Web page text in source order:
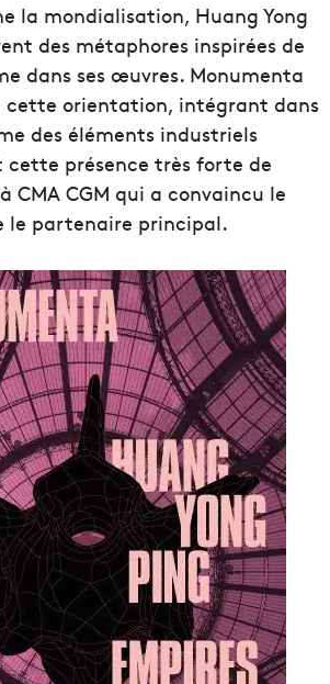
la mondialisation, Huang Yong
des métaphores inspirées de
dans ses œuvres. Monumenta
cette orientation, intégrant dans
des éléments industriels
cette présence très forte de
CMA CGM qui a convaincu le
le partenaire principal.